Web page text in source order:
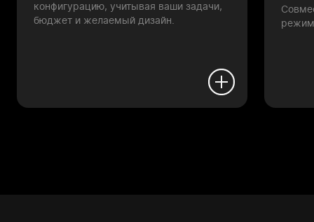
конфигурацию, учитывая ваши задачи,
бюджет и желаемый дизайн.